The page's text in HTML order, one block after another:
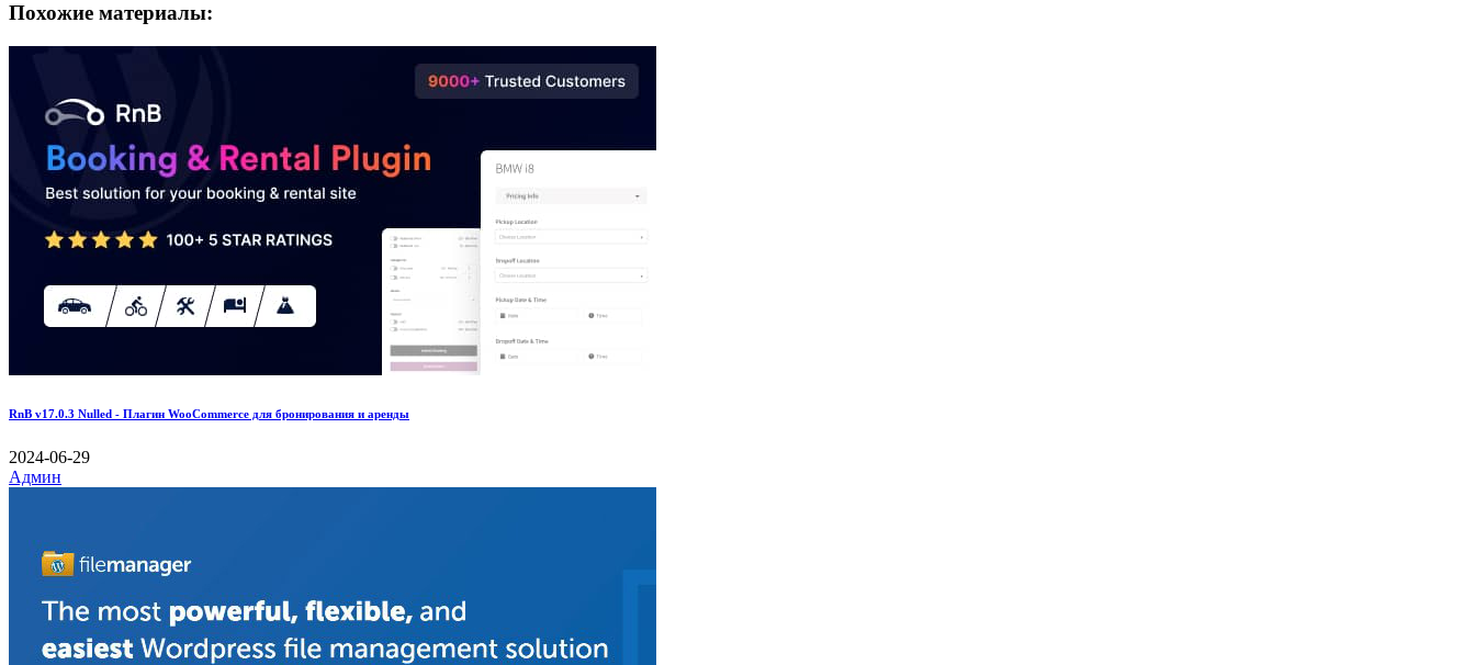
Похожие материалы:
RnB v17.0.3 Nulled - Плагин WooCommerce для бронирования и аренды
2024-06-29
Админ